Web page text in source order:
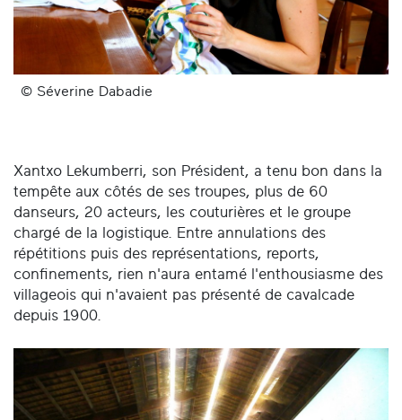
© Séverine Dabadie
Xantxo Lekumberri, son Président, a tenu bon dans la
tempête aux côtés de ses troupes, plus de 60
danseurs, 20 acteurs, les couturières et le groupe
chargé de la logistique. Entre annulations des
répétitions puis des représentations, reports,
confinements, rien n'aura entamé l'enthousiasme des
villageois qui n'avaient pas présenté de cavalcade
depuis 1900.